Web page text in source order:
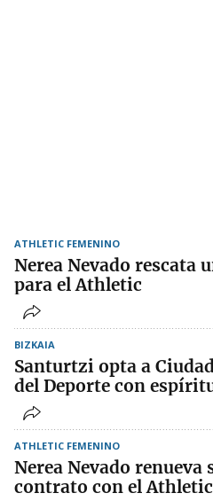
ATHLETIC FEMENINO
Nerea Nevado rescata
para el Athletic
BIZKAIA
Santurtzi opta a
del Deporte con
ATHLETIC FEMENINO
Nerea Nevado renueva
contrato con el